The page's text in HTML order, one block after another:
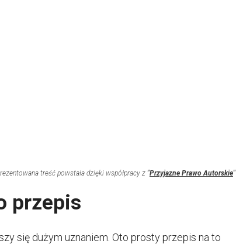
treść powstała dzięki współpracy z "Przyjazne Prawo Autorskie"
przepis
się dużym uznaniem. Oto prosty przepis na to